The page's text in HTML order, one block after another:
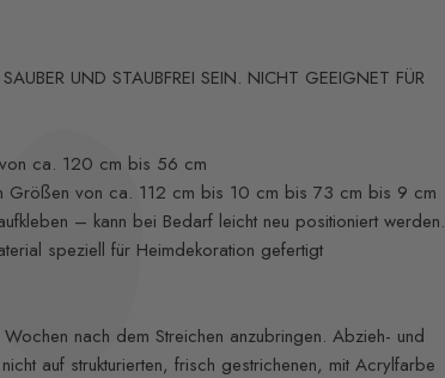
UND STAUBFREI SEIN. NICHT GEEIGNET FÜR
ca. 120 cm bis 56 cm
Größen von ca. 112 cm bis 10 cm bis 73 cm bis 9 cm
– kann bei Bedarf leicht neu positioniert werden.
speziell für Heimdekoration gefertigt
nach dem Streichen anzubringen. Abzieh- und
auf strukturierten, frisch gestrichenen, mit Acrylfarbe